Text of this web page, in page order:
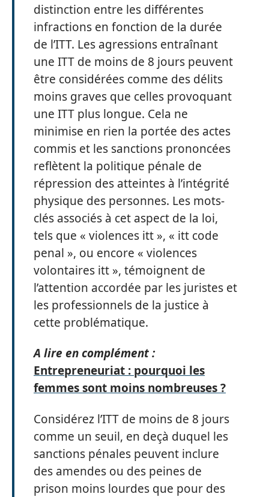
distinction entre les différentes
infractions en fonction de la durée
de l’ITT. Les agressions entraînant
une ITT de moins de 8 jours peuvent
être considérées comme des délits
moins graves que celles provoquant
une ITT plus longue. Cela ne
minimise en rien la portée des actes
commis et les sanctions prononcées
reflètent la politique pénale de
répression des atteintes à l’intégrité
physique des personnes. Les mots-
clés associés à cet aspect de la loi,
tels que « violences itt », « itt code
penal », ou encore « violences
volontaires itt », témoignent de
l’attention accordée par les juristes et
les professionnels de la justice à
cette problématique.
A lire en complément :
Entrepreneuriat : pourquoi les
femmes sont moins nombreuses ?
Considérez l’ITT de moins de 8 jours
comme un seuil, en deçà duquel les
sanctions pénales peuvent inclure
des amendes ou des peines de
prison moins lourdes que pour des